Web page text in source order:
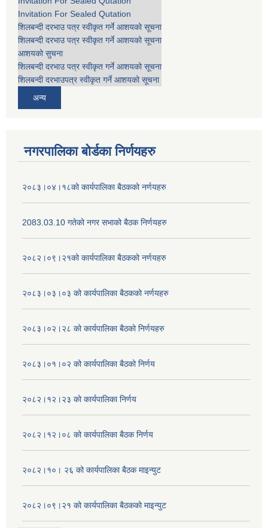
Invitation For Sealed Qutation
शिलबन्दी दरभाउ पत्र स्वीकृत गर्ने आशयको सूचना
शिलबन्दी दरभाउ पत्र स्वीकृत गर्ने आशयको सूचना
आशयको सुचना
शिलबन्दी दरभाउ पत्र स्वीकृत गर्ने आशयको सूचना
शिलबन्दी दरभाउपत्र स्वीकृत गर्ने आशयको सूचना
अन्य
नगरपालिका बोर्डका निर्णयहरु
२०८३।०४।१८को कार्यपालिका बैठकको नर्णयहरु
2083.03.10 गतेको नगर सभाको बैठक निर्णयहरु
२०८२।०९।२१को कार्यपालिका बैठकको नर्णयहरु
२०८३।०३।०३ को कार्यपालिका बैठकको नर्णयहरु
२०८३।०२।२८ को कार्यपालिका बैठको निर्णयहरु
२०८३।०१।०२ को कार्यपालिका बैठको निर्णय
२०८२।१२।२३ को कार्यपालिका निर्णय
२०८२।१२।०८ को कार्यपालिका बैठक निर्णय
२०८२।१०। २६ को कार्यपालिका बैठक माइन्युट
२०८२।०९।२१ को कार्यपालिका बैठकको माइन्युट